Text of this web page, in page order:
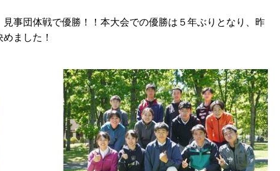
事団体戦で優勝！！本大会での優勝は５年ぶりとなり、昨
ました！